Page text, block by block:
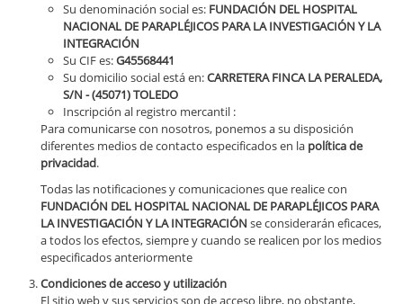
Su denominación social es: FUNDACIÓN DEL HOSPITAL
NACIONAL DE PARAPLÉJICOS PARA LA INVESTIGACIÓN Y LA
INTEGRACIÓN
Su CIF es:G45568441
Su domicilio social está en:CARRETERA FINCA LA PERALEDA,
S/N - (45071) TOLEDO
Inscripción al registro mercantil :
Para comunicarse con nosotros, ponemos a su disposición
diferentes medios de contacto especificados en la política de
privacidad.
Todas las notificaciones y comunicaciones que realice con
FUNDACIÓN DEL HOSPITAL NACIONAL DE PARAPLÉJICOS PARA
LA INVESTIGACIÓN Y LA INTEGRACIÓN se considerarán eficaces,
a todos los efectos, siempre y cuando se realicen por los medios
especificados anteriormente
Condiciones de acceso y utilización
El sitio web y sus servicios son de acceso libre, no obstante,